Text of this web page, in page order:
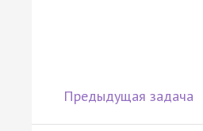
Предыдущая задача